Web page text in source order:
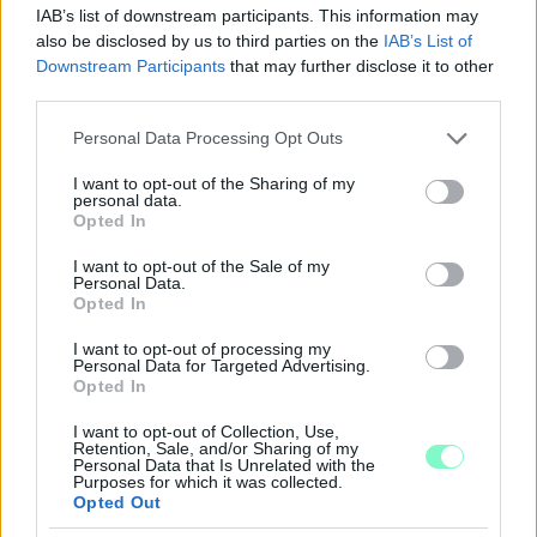
IAB’s list of downstream participants. This information may
also be disclosed by us to third parties on the IAB’s List of
Downstream Participants that may further disclose it to other
Please note that this website/app uses one or more Google
not limited to your visit or usage behaviour. You may click to
grant or deny consent to Google and its third-party tags to
use your data for below specified purposes in below Google
consent section.
Personal Data Processing Opt Outs
I want to opt-out of the Sharing of my
personal data.
Opted In
I want to opt-out of the Sale of my
Personal Data.
Opted In
I want to opt-out of processing my
Personal Data for Targeted Advertising.
Opted In
I want to opt-out of Collection, Use,
Retention, Sale, and/or Sharing of my
Personal Data that Is Unrelated with the
Purposes for which it was collected.
Opted Out
A RÓMAIAKTÓL AZ AGYAGKATONÁKIG –
KÖZÖNSÉGTALÁLKOZÓ VÁRJA A LÁTOGATÓKAT A
GYŐRI RÓMER MÚZEUMBAN
Ingyenes programokkal és különleges kiállításokkal készülnek a
hét második felére, a hőségriadó idején ráadásul a Várkazamata
– Kőtár is díjmentesen látogatható.